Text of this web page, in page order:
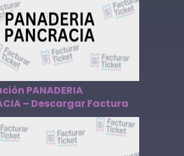
PANADERIA
– Descargar Factura